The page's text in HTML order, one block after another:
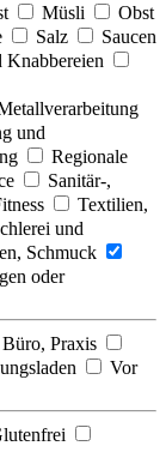
Müsli
Obst
Salz
Saucen
Knabbereien
und
Regionale
Sanitär-,
Textilien,
und
Schmuck
oder
Büro, Praxis
Vor